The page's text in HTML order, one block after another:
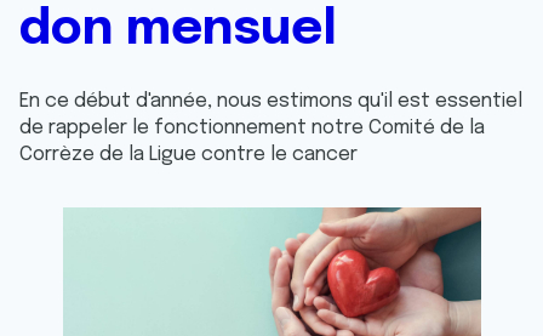
don mensuel
En ce début d'année, nous estimons qu'il est essentiel
de rappeler le fonctionnement notre Comité de la
Corrèze de la Ligue contre le cancer